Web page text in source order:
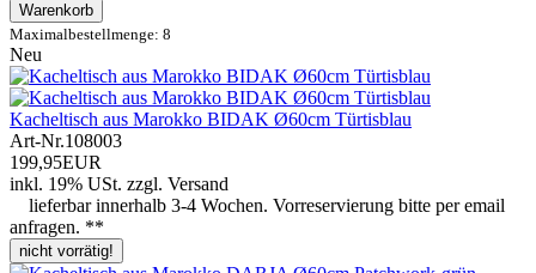
Warenkorb
Maximalbestellmenge: 8
Neu
Kacheltisch aus Marokko BIDAK Ø60cm Türtisblau
Art-Nr.108003
199,95EUR
inkl. 19% USt. zzgl. Versand
lieferbar innerhalb 3-4 Wochen. Vorreservierung bitte per email
anfragen. **
nicht vorrätig!